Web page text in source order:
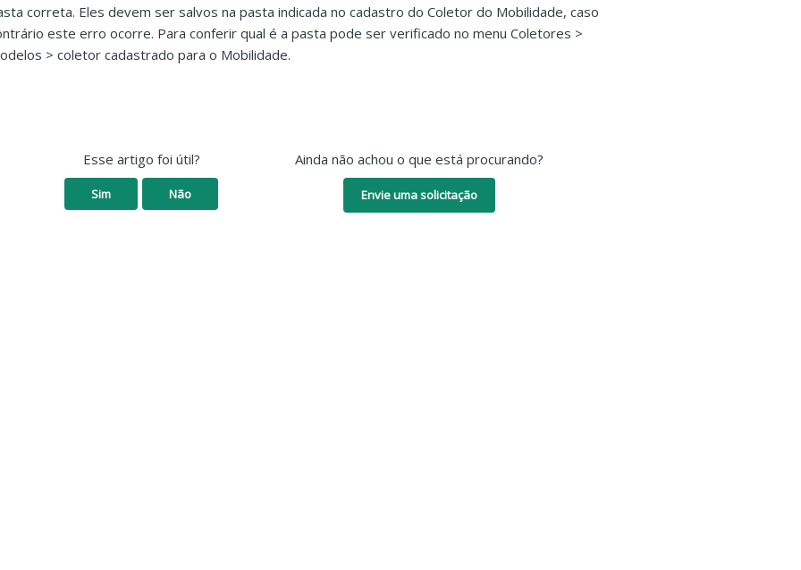
correta. Eles devem ser salvos na pasta indicada no cadastro do Coletor do Mobilidade, caso
este erro ocorre. Para conferir qual é a pasta pode ser verificado no menu Coletores >
> coletor cadastrado para o Mobilidade.
Esse artigo foi útil?
Sim Não
Ainda não achou o que está procurando?
Envie uma solicitação